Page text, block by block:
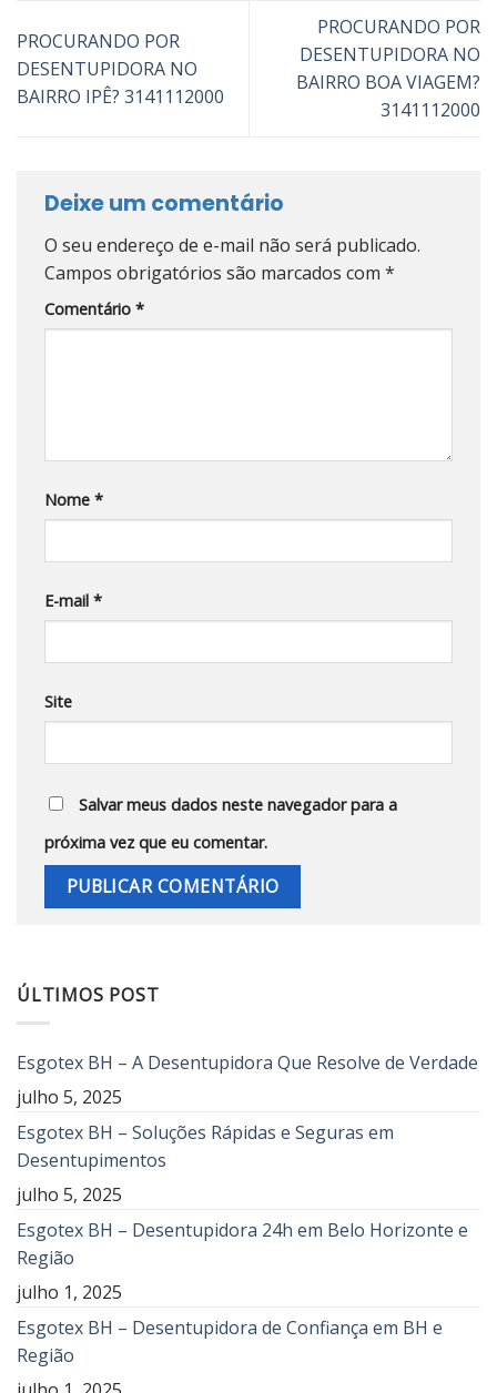
PROCURANDO POR
DESENTUPIDORA NO
BAIRRO IPÊ? 3141112000
PROCURANDO POR
DESENTUPIDORA NO
BAIRRO BOA VIAGEM?
3141112000
Deixe um comentário
O seu endereço de e-mail não será publicado.
Campos obrigatórios são marcados com *
Comentário *
Nome *
E-mail *
Site
Salvar meus dados neste navegador para a
próxima vez que eu comentar.
ÚLTIMOS POST
Esgotex BH – A Desentupidora Que Resolve de Verdade
julho 5, 2025
Esgotex BH – Soluções Rápidas e Seguras em
Desentupimentos
julho 5, 2025
Esgotex BH – Desentupidora 24h em Belo Horizonte e
Região
julho 1, 2025
Esgotex BH – Desentupidora de Confiança em BH e
Região